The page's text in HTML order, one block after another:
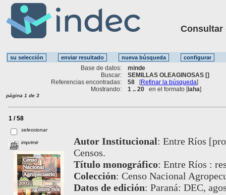
Consultar
Base de datos:
minde
Buscar:
SEMILLAS OLEAGINOSAS []
Referencias encontradas:
58 [Refinar la búsqueda]
Mostrando:
1 .. 20 en el formato [iaha]
página 1 de 3
1 / 58
seleccionar
imprimir Autor Institucional: Entre Ríos
Censos.
Título monográfico: Entre Ríos :
Colección: Censo Nacional
Datos de edición: Paraná: DEC,